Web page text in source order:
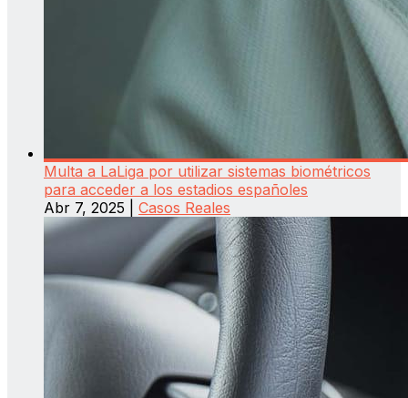
Multa a LaLiga por utilizar sistemas biométricos
para acceder a los estadios españoles
Abr 7, 2025
Casos Reales